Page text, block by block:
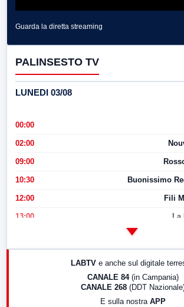
Guarda la diretta streaming
PALINSESTO TV
LUNEDI 03/08
00:00
02:00
09:00
10:30 Buonissimo
12:00 Fili
13:00 La
LABTV e anche sul digitale
CANALE 84 (in Campania)
CANALE 268 (DDT
E sulla nostra APP